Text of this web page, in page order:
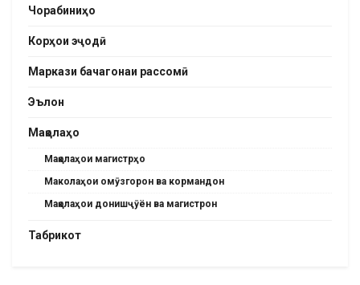
Чорабиниҳо
Корҳои эҷодӣ
Маркази бачагонаи рассомӣ
Эълон
Мақолаҳо
Мақолаҳои магистрҳо
Маколаҳои омӯзгорон ва кормандон
Мақолаҳои донишҷӯён ва магистрон
Табрикот